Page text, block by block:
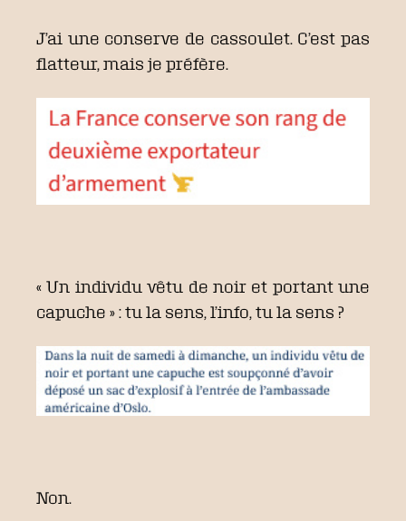
J’ai une conserve de cassoulet. C’est pas
flatteur, mais je préfère.
« Un individu vêtu de noir et portant une
capuche » : tu la sens, l’info, tu la sens ?
Non.